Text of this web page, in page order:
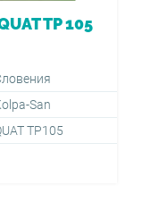
TP 105
San
TP105